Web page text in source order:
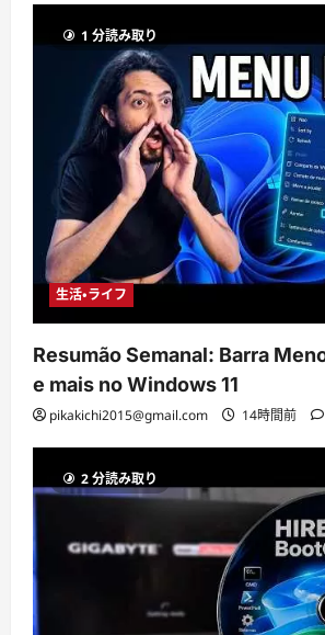
1 分読み取り
生活・ライフ
Resumão Semanal: Barra
e mais no Windows 11
pikakichi2015@gmail.com 14時間前
2 分読み取り